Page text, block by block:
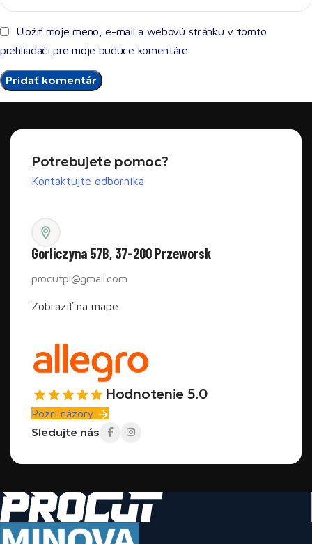
Uložiť moje meno, e-mail a webovú stránku v tomto
prehliadači pre moje budúce komentáre.
Potrebujete pomoc?
Kontaktujte odborníka
Gorliczyna 57B, 37-200 Przeworsk
procutpl@gmail.com
Zobraziť na mape
Hodnotenie 5.0
Pozri názory
Sledujte nás